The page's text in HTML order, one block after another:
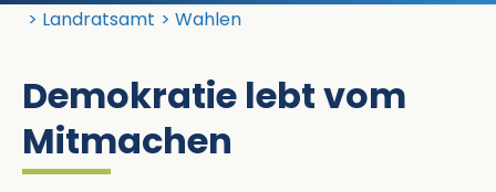
Landratsamt Traunstein
Landratsamt Wahlen
Demokratie lebt vom
Mitmachen